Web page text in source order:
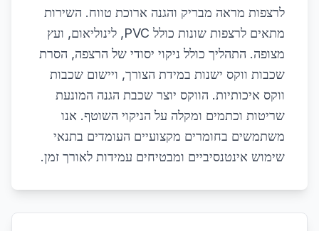
לרצפות מראה מבריק והגנה ארוכת טווח. השירות
מתאים לרצפות שונות כולל PVC, לינוליאום, ועץ
מצופה. התהליך כולל ניקוי יסודי של הרצפה, הסרת
שכבות ווקס ישנות במידת הצורך, ויישום שכבות
ווקס איכותיות. הווקס יוצר שכבת הגנה המונעת
שריטות וכתמים ומקלה על הניקוי השוטף. אנו
משתמשים בחומרים מקצועיים העומדים בתנאי
שימוש אינטנסיביים ומבטיחים עמידות לאורך זמן.